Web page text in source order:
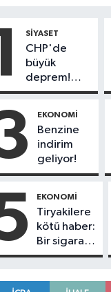
SIYASET
CHP'de
büyük
deprem!
230
başkanı Yeni
Parti'ye
geçiyor
EKONOMI
Benzine
indirim
geliyor!
EKONOMI
Tiryakilere
kötü haber:
Bir sigara
grubuna
geldi!